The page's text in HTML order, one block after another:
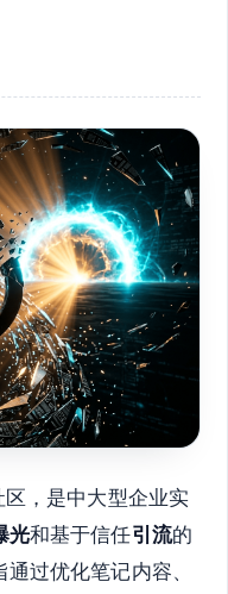
，是中大型企业实
光和基于信任引流的
通过优化笔记内容、